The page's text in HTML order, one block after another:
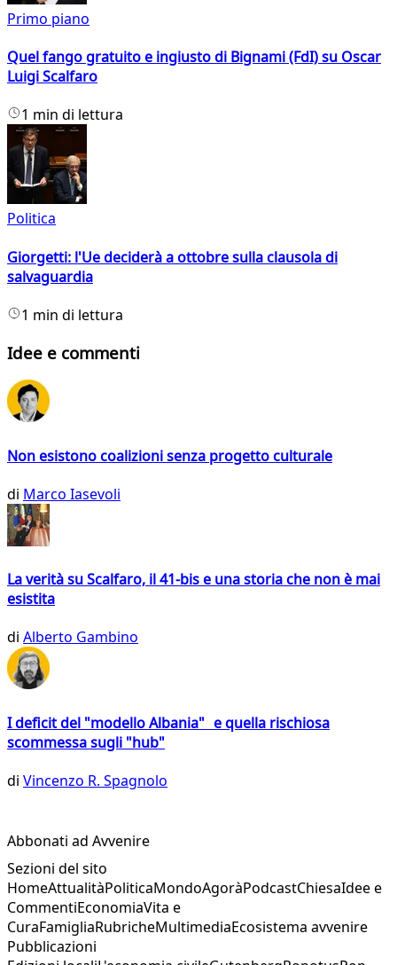
Primo piano
Quel fango gratuito e ingiusto di Bignami (FdI) su Oscar
Luigi Scalfaro
1 min di lettura
Politica
Giorgetti: l'Ue deciderà a ottobre sulla clausola di
salvaguardia
1 min di lettura
Idee e commenti
Non esistono coalizioni senza progetto culturale
di Marco Iasevoli
La verità su Scalfaro, il 41-bis e una storia che non è mai
esistita
di Alberto Gambino
I deficit del "modello Albania" e quella rischiosa
scommessa sugli "hub"
di Vincenzo R. Spagnolo
Abbonati ad Avvenire
Sezioni del sito
HomeAttualitàPoliticaMondoAgoràPodcastChiesaIdee e
CommentiEconomiaVita e
CuraFamigliaRubricheMultimediaEcosistema avvenire
Pubblicazioni